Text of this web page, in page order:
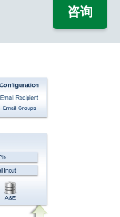
咨询